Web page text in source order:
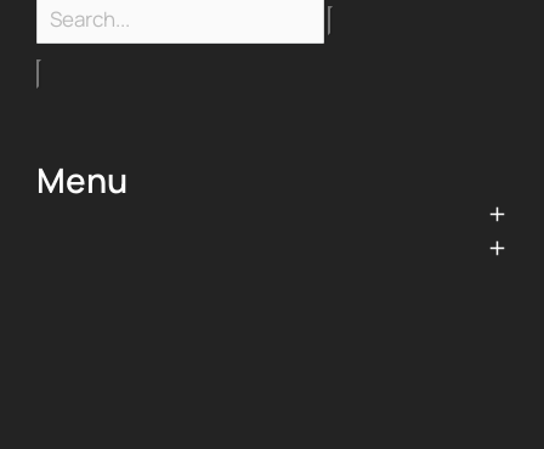
Menu